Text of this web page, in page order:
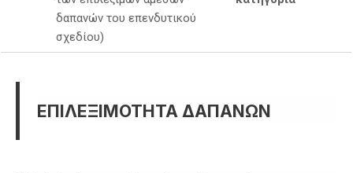
δαπανών του επενδυτικού
σχεδίου)
ΕΠΙΛΕΞΙΜΟΤΗΤΑ ΔΑΠΑΝΩΝ